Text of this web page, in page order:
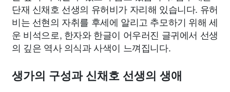
단재 신채호 선생의 유허비가 자리해 있습니다. 유허
비는 선현의 자취를 후세에 알리고 추모하기 위해 세
운 비석으로, 한자와 한글이 어우러진 글귀에서 선생
의 깊은 역사 의식과 사색이 느껴집니다.
생가의 구성과 신채호 선생의 생애